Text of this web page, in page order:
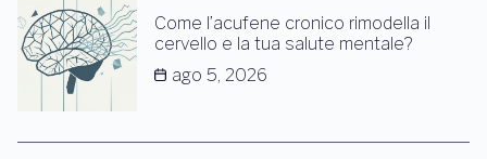
Come l’acufene cronico rimodella il
cervello e la tua salute mentale?
ago 5, 2026